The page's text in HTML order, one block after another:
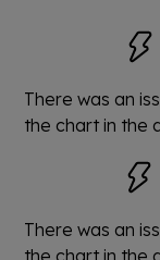
There was an
the chart in the
There was an
the chart in the